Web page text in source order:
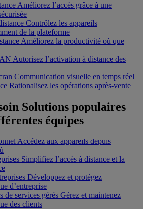
Améliorez l’accès grâce à une
Contrôlez les appareils
de la plateforme
Améliorez la productivité où que
Autorisez l’activation à distance des
Communication visuelle en temps réel
Rationalisez les opérations après-vente
Solutions populaires
équipes
Accédez aux appareils depuis
Simplifiez l’accès à distance et la
Développez et protégez
d’entreprise
de services gérés Gérez et maintenez
des clients